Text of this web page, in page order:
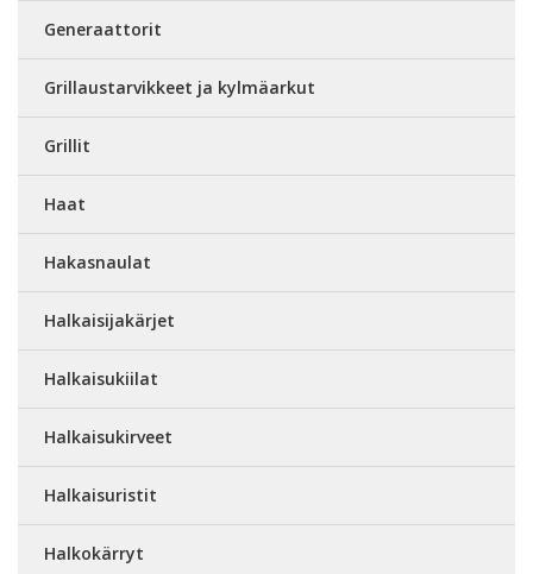
Generaattorit
Grillaustarvikkeet ja kylmäarkut
Grillit
Haat
Hakasnaulat
Halkaisijakärjet
Halkaisukiilat
Halkaisukirveet
Halkaisuristit
Halkokärryt